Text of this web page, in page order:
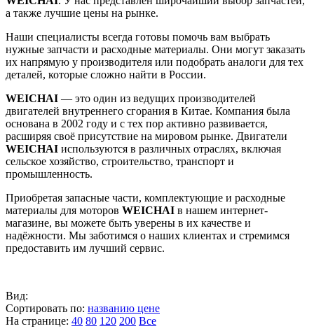
а также лучшие цены на рынке.
Наши специалисты всегда готовы помочь вам выбрать
нужные запчасти и расходные материалы. Они могут заказать
их напрямую у производителя или подобрать аналоги для тех
деталей, которые сложно найти в России.
WEICHAI — это один из ведущих производителей
двигателей внутреннего сгорания в Китае. Компания была
основана в 2002 году и с тех пор активно развивается,
расширяя своё присутствие на мировом рынке. Двигатели
WEICHAI используются в различных отраслях, включая
сельское хозяйство, строительство, транспорт и
промышленность.
Приобретая запасные части, комплектующие и расходные
материалы для моторов WEICHAI в нашем интернет-
магазине, вы можете быть уверены в их качестве и
надёжности. Мы заботимся о наших клиентах и стремимся
предоставить им лучший сервис.
Вид:
Сортировать по: названию цене
На странице: 40 80 120 200 Все